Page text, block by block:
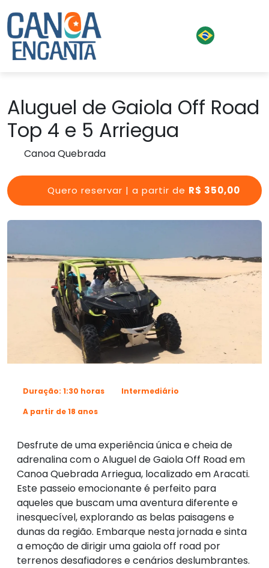
Aluguel de Gaiola Off Road
Top 4 e 5 Arriegua
Canoa Quebrada
Quero reservar | a partir de R$ 350,00
Duração: 1:30 horas
Intermediário
A partir de 18 anos
Desfrute de uma experiência única e cheia de
adrenalina com o Aluguel de Gaiola Off Road em
Canoa Quebrada Arriegua, localizado em Aracati.
Este passeio emocionante é perfeito para
aqueles que buscam uma aventura diferente e
inesquecível, explorando as belas paisagens e
dunas da região. Embarque nesta jornada e sinta
a emoção de dirigir uma gaiola off road por
terrenos desafiadores e cenários deslumbrantes.